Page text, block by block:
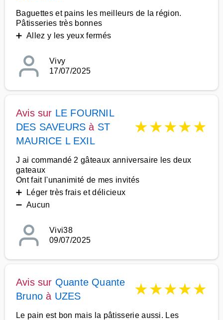
Baguettes et pains les meilleurs de la région.
Pâtisseries très bonnes
➕ Allez y les yeux fermés
Vivy
17/07/2025
Avis sur LE FOURNIL
DES SAVEURS à ST
MAURICE L EXIL
★★★★★
J ai commandé 2 gâteaux anniversaire les deux
gateaux
Ont fait l'unanimité de mes invités
➕ Léger très frais et délicieux
➖ Aucun
Vivi38
09/07/2025
Avis sur Quante Quante
Bruno à UZES ★★★★★
Le pain est bon mais la pâtisserie aussi. Les